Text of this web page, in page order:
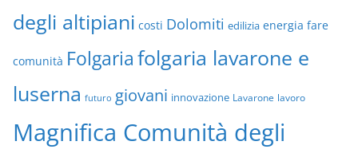
degli altipiani costi Dolomiti edilizia energia fare
comunità Folgariafolgaria lavarone e
luserna futuro giovani innovazione Lavarone lavoro
Magnifica Comunità degli